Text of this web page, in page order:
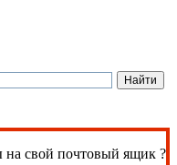
на свой почтовый ящик ?